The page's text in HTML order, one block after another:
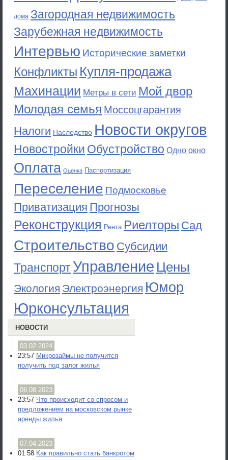
дома Загородная недвижимость
Зарубежная недвижимость
Интервью Исторические заметки
Конфликты Купля-продажа
Махинации Метры в сети Мой двор
Молодая семья Моссоцгарантия
Налоги Наследство Новости округов
Новостройки Обустройство Одно окно
Оплата Оценка Паспортизация
Переселение Подмосковье
Приватизация Прогнозы
Реконструкция Рента Риелторы Сад
Строительство Субсидии
ТранспортУправление Цены
Экология Электроэнергия Юмор
Юрконсультация
НОВОСТИ
03.02.2024
23:57 Микрозаймы не получится
получить под залог жилья
06.08.2023
23:57 Что происходит со спросом и
предложением на московском рынке
аренды жилья
07.04.2023
01:58 Как правильно стать банкротом